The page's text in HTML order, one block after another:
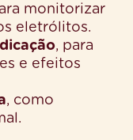
monitorizar
eletrólitos.
, para
e efeitos
, como